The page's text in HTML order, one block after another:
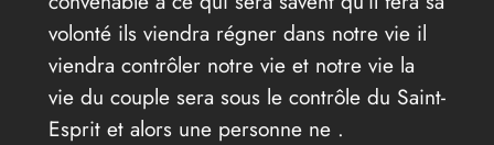
volonté ils viendra régner dans notre vie il
viendra contrôler notre vie et notre vie la
vie du couple sera sous le contrôle du Saint-
Esprit et alors une personne ne .